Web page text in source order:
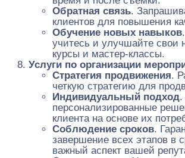
Обратная связь.
клиентов для повышения
Обучение новых навыков
учитесь и улучшайте свои
курсы и мастер-классы.
Услуги по организации
Стратегия продвижения.
четкую стратегию для
Индивидуальный подход.
персонализированные
клиента на основе их
Соблюдение сроков.
завершение всех этапов в
важный аспект вашей